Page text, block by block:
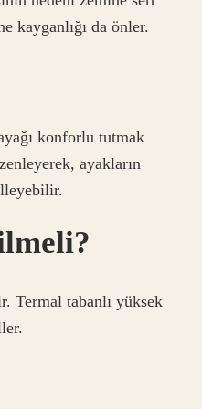
kayganlığı da önler.
konforlu tutmak
ayakların
Termal tabanlı yüksek